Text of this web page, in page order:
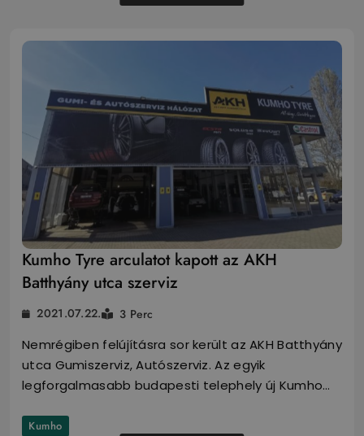
Kumho Tyre arculatot kapott az AKH
Batthyány utca szerviz
2021.07.22. 3 Perc
Nemrégiben felújításra sor került az AKH Batthyány
utca Gumiszerviz, Autószerviz. Az egyik
legforgalmasabb budapesti telephely új Kumho…
Kumho